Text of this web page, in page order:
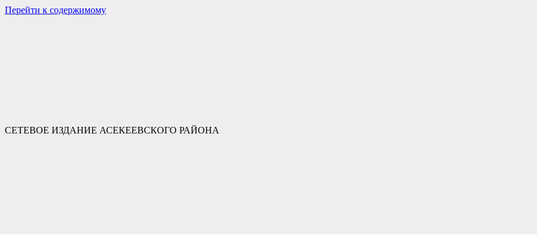
Перейти к содержимому
СЕТЕВОЕ ИЗДАНИЕ АСЕКЕЕВСКОГО РАЙОНА